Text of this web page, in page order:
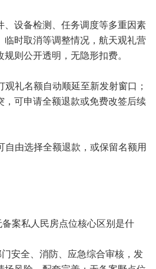
、设备检测、任务调度等多重因素
临时取消等调整情况，航天观礼营
则公开透明，无隐形扣费。
观礼名额自动顺延至新发射窗口；
，可申请全额退款或免费改签后续
自由选择全额退款，或保留名额用
案私人民房点位核心区别是什
安全、消防、应急综合审核，发